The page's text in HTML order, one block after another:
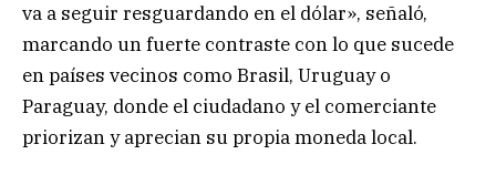
va a seguir resguardando en el dólar», señaló,
marcando un fuerte contraste con lo que sucede
en países vecinos como Brasil, Uruguay o
Paraguay, donde el ciudadano y el comerciante
priorizan y aprecian su propia moneda local.